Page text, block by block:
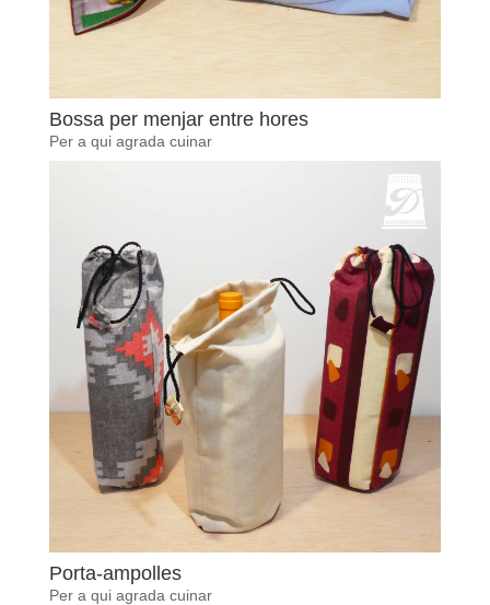
Bossa per menjar entre hores
Per a qui agrada cuinar
Porta-ampolles
Per a qui agrada cuinar